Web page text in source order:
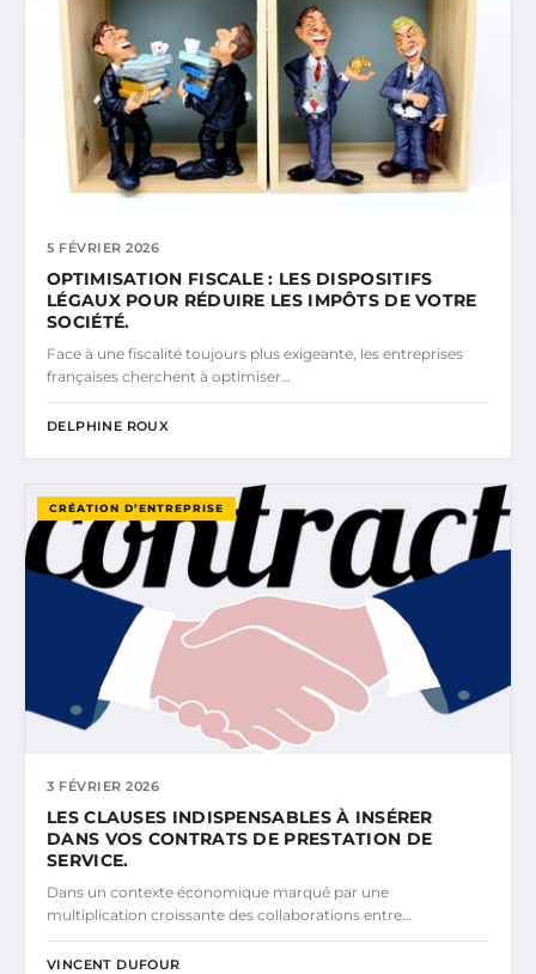
5 FÉVRIER 2026
OPTIMISATION FISCALE : LES DISPOSITIFS
LÉGAUX POUR RÉDUIRE LES IMPÔTS DE VOTRE
SOCIÉTÉ.
Face à une fiscalité toujours plus exigeante, les entreprises
françaises cherchent à optimiser…
DELPHINE ROUX
CRÉATION D’ENTREPRISE
3 FÉVRIER 2026
LES CLAUSES INDISPENSABLES À INSÉRER
DANS VOS CONTRATS DE PRESTATION DE
SERVICE.
Dans un contexte économique marqué par une
multiplication croissante des collaborations entre…
VINCENT DUFOUR